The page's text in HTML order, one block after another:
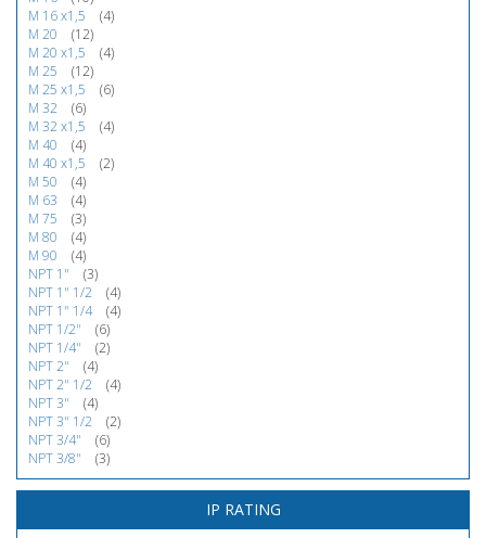
M 16 x1,5
(4)
M 20
(12)
M 20 x1,5
(4)
M 25
(12)
M 25 x1,5
(6)
M 32
(6)
M 32 x1,5
(4)
M 40
(4)
M 40 x1,5
(2)
M 50
(4)
M 63
(4)
M 75
(3)
M 80
(4)
M 90
(4)
NPT 1"
(3)
NPT 1" 1/2
(4)
NPT 1" 1/4
(4)
NPT 1/2"
(6)
NPT 1/4"
(2)
NPT 2"
(4)
NPT 2" 1/2
(4)
NPT 3"
(4)
NPT 3" 1/2
(2)
NPT 3/4"
(6)
NPT 3/8"
(3)
IP RATING